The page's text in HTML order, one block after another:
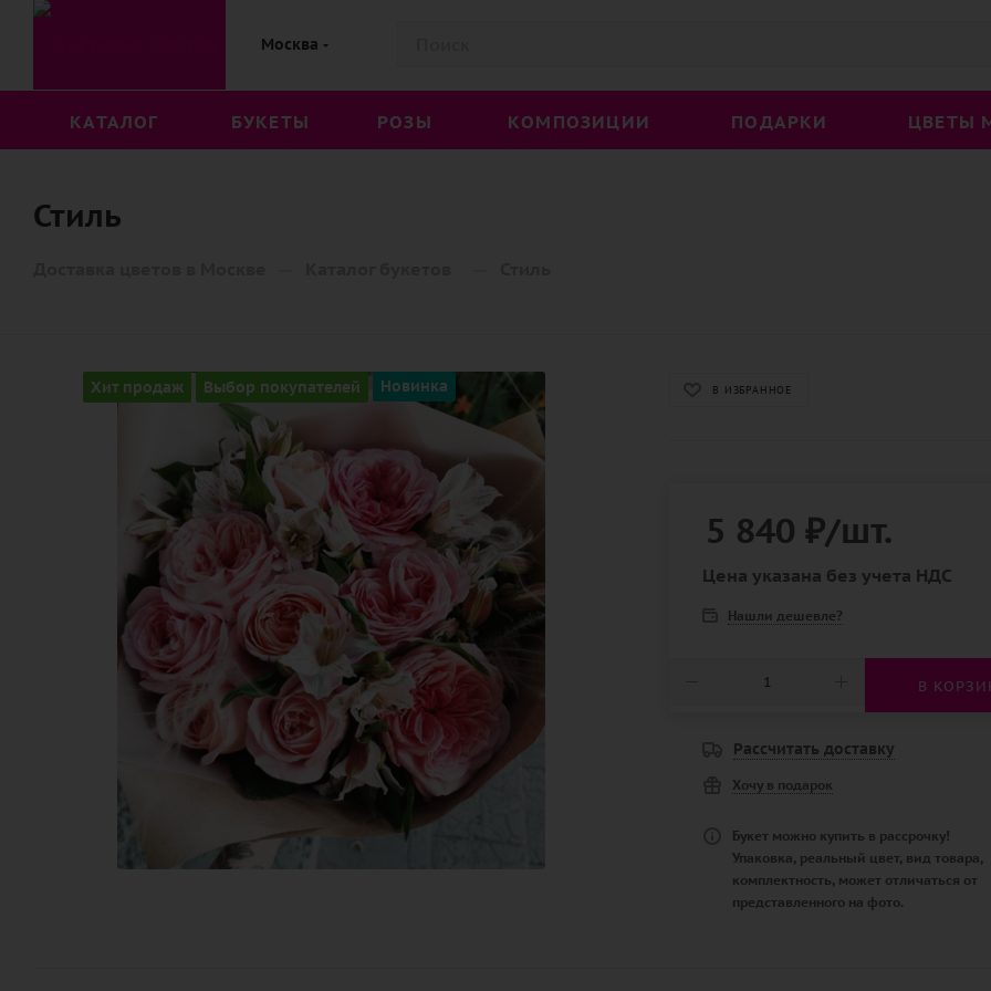
Москва
КАТАЛОГ БУКЕТЫ РОЗЫ КОМПОЗИЦИИ ПОДАРКИ ЦВЕТЫ
Стиль
Хит продаж Выбор покупателей Новинка В ИЗБРАННОЕ
5 840 ₽/шт.
Цена указана без учета НДС
Нашли дешевле?
В
Рассчитать доставку
Хочу в подарок
Букет можно купить в рассрочку!
Упаковка, реальный цвет, вид товара,
комплектность, может отличаться от
представленного на фото.